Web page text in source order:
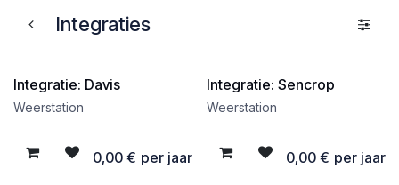
Integraties
Gratis
Integratie: Davis
Weerstation
0,00€ per jaar
Gratis
Integratie: Sencrop
Weerstation
0,00€ per jaar